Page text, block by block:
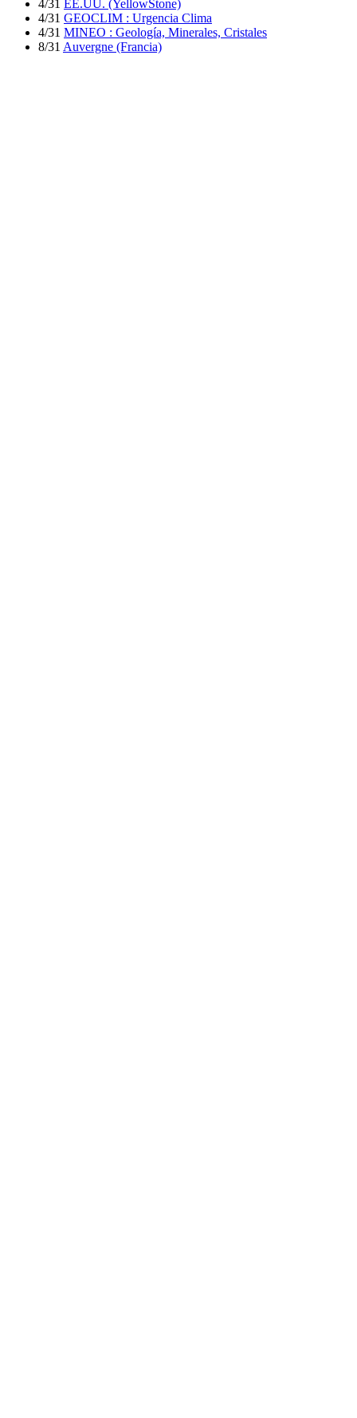
4/31 EE.UU. (YellowStone)
4/31 GEOCLIM : Urgencia Clima
4/31 MINEO : Geología, Minerales, Cristales
8/31 Auvergne (Francia)